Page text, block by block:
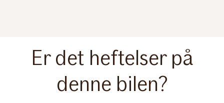
Er det heftelser på
denne bilen?